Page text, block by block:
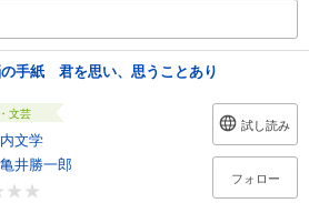
手紙 君を思い、思うことあり
文芸
文学
亀井勝一郎
試し読み
フォロー